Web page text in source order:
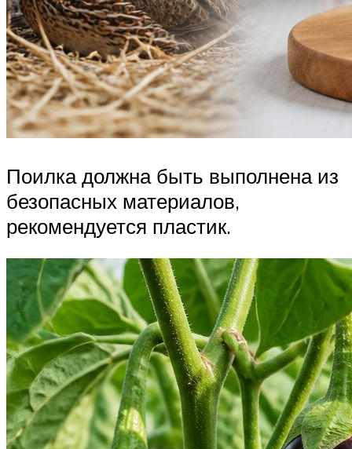
Поилка должна быть выполнена из
безопасных материалов,
рекомендуется пластик.